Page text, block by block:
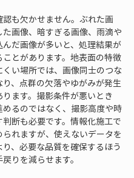
も欠かせません。ぶれた画
画像、暗すぎる画像、雨滴や
だ画像が多いと、処理結果が
ことがあります。地表面の特徴
くい場所では、画像同士のつな
り、点群の欠落やゆがみが発生
ます。撮影条件が悪いとき
めるのではなく、撮影高度や時
判断も必要です。情報化施工で
られますが、使えないデータを
、必要な品質を確保するほう
りを減らせます。